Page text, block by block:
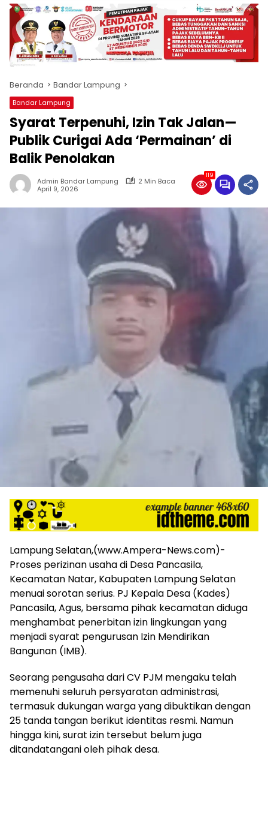
produk
antara
lain
mampu
menjadi
komunikasi
usaha
(beriklan),
fokus
pada
pemberitaan
nasional
maupun
international,
maupun
media
lebih
eksklusif,
bergaya
trendi,
unsur
edukasi,
gaya
hidup,
hiburan,
dari
SARA,
narkoba
berita
asusila
Media
Cetak
dan
Online
Ampera
Beranda Bandar Lampung
Bandar Lampung
Syarat Terpenuhi, Izin Tak Jalan—
Publik Curigai Ada ‘Permainan’ di
Balik Penolakan
Admin Bandar Lampung
2 Min Baca
April 9, 2026
119
Lampung Selatan,(www.Ampera-News.com)-
Proses perizinan usaha di Desa Pancasila,
Kecamatan Natar, Kabupaten Lampung Selatan
menuai sorotan serius. PJ Kepala Desa (Kades)
Pancasila, Agus, bersama pihak kecamatan diduga
menghambat penerbitan izin lingkungan yang
menjadi syarat pengurusan Izin Mendirikan
Bangunan (IMB).
Seorang pengusaha dari CV PJM mengaku telah
memenuhi seluruh persyaratan administrasi,
termasuk dukungan warga yang dibuktikan dengan
25 tanda tangan berikut identitas resmi. Namun
hingga kini, surat izin tersebut belum juga
ditandatangani oleh pihak desa.